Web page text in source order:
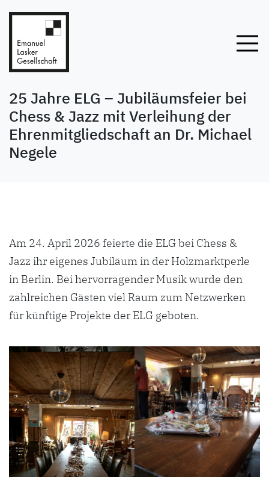
25 Jahre ELG – Jubiläumsfeier bei
Chess & Jazz mit Verleihung der
Ehrenmitgliedschaft an Dr. Michael
Negele
Am 24. April 2026 feierte die ELG bei Chess &
Jazz ihr eigenes Jubiläum in der Holzmarktperle
in Berlin. Bei hervorragender Musik wurde den
zahlreichen Gästen viel Raum zum Netzwerken
für künftige Projekte der ELG geboten.